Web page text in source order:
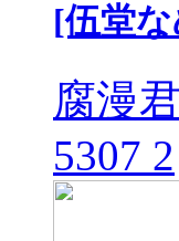
[伍堂
腐漫
5307 2